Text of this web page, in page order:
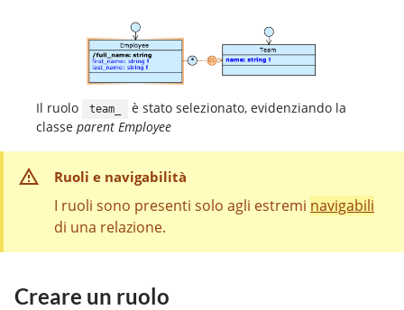
Il ruolo team_
è stato selezionato, evidenziando la
classe parent Employee
Ruoli e navigabilità
I ruoli sono presenti solo agli estremi navigabili
di una relazione.
Creare un ruolo